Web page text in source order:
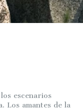
escenarios
Los amantes de la